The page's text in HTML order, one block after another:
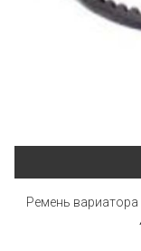
Ремень вариатора